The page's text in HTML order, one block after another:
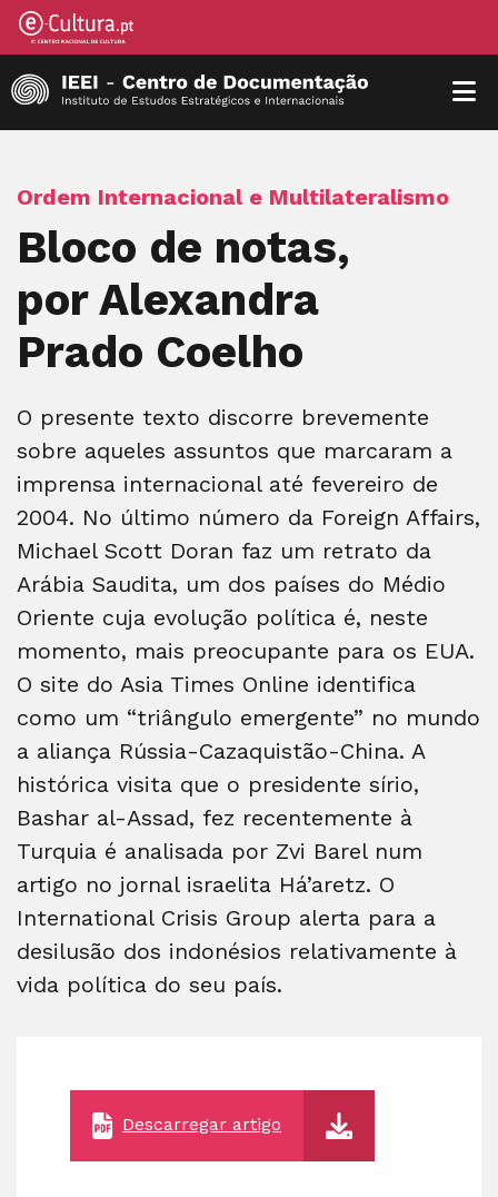
Ordem Internacional e Multilateralismo
Bloco de notas,
por Alexandra
Prado Coelho
O presente texto discorre brevemente
sobre aqueles assuntos que marcaram a
imprensa internacional até fevereiro de
2004. No último número da Foreign Affairs,
Michael Scott Doran faz um retrato da
Arábia Saudita, um dos países do Médio
Oriente cuja evolução política é, neste
momento, mais preocupante para os EUA.
O site do Asia Times Online identifica
como um “triângulo emergente” no mundo
a aliança Rússia-Cazaquistão-China. A
histórica visita que o presidente sírio,
Bashar al-Assad, fez recentemente à
Turquia é analisada por Zvi Barel num
artigo no jornal israelita Há’aretz. O
International Crisis Group alerta para a
desilusão dos indonésios relativamente à
vida política do seu país.
Descarregar artigo